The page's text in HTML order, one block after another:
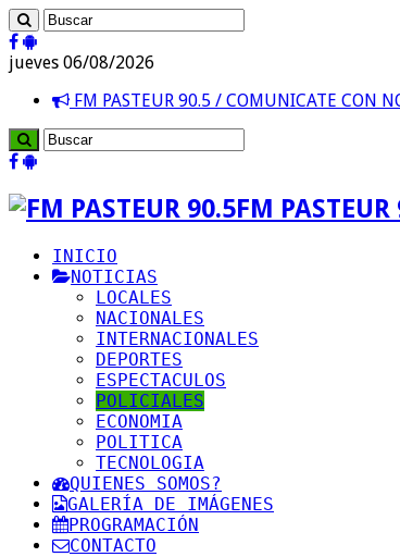
jueves 06/08/2026
FM PASTEUR 90.5 / COMUNICATE CON
FM
INICIO
NOTICIAS
LOCALES
NACIONALES
INTERNACIONALES
DEPORTES
ESPECTACULOS
POLICIALES
ECONOMIA
POLITICA
TECNOLOGIA
QUIENES SOMOS?
GALERÍA DE IMÁGENES
PROGRAMACIÓN
CONTACTO